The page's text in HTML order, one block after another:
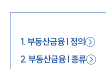
1.부동산금융 | 정의
2.부동산금융 | 종류